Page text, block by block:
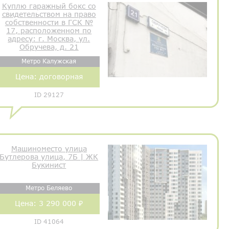
Куплю гаражный бокс со
свидетельством на право
собственности в ГСК №
17, расположенном по
адресу: г. Москва, ул.
Обручева, д. 21
Метро Калужская
Цена: договорная
ID 29127
Машиноместо улица
Бутлерова улица, 7Б | ЖК
Букинист
Метро Беляево
Цена: 3 290 000 ₽
ID 41064